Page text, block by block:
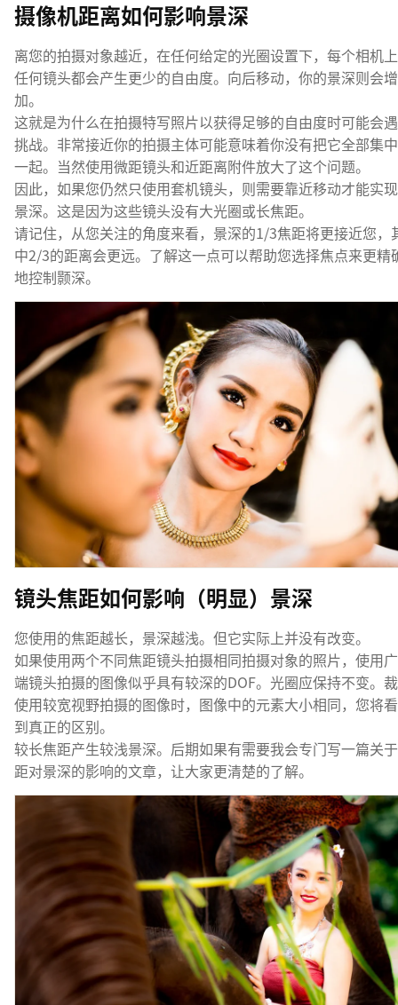
摄像机距离如何影响景深
离您的拍摄对象越近，在任何给定的光圈设置下，每个相机
任何镜头都会产生更少的自由度。向后移动，你的景深则会增
加。
这就是为什么在拍摄特写照片以获得足够的自由度时可能会
挑战。非常接近你的拍摄主体可能意味着你没有把它全部集
一起。当然使用微距镜头和近距离附件放大了这个问题。
因此，如果您仍然只使用套机镜头，则需要靠近移动才能实
景深。这是因为这些镜头没有大光圈或长焦距。
请记住，从您关注的角度来看，景深的1/3焦距将更接近您，
中2/3的距离会更远。了解这一点可以帮助您选择焦点来更精
地控制颢深。
镜头焦距如何影响（明显）景深
您使用的焦距越长，景深越浅。但它实际上并没有改变。
如果使用两个不同焦距镜头拍摄相同拍摄对象的照片，使用
端镜头拍摄的图像似乎具有较深的DOF。光圈应保持不变。
使用较宽视野拍摄的图像时，图像中的元素大小相同，您将
到真正的区别。
较长焦距产生较浅景深。后期如果有需要我会专门写一篇关
距对景深的影响的文章，让大家更清楚的了解。